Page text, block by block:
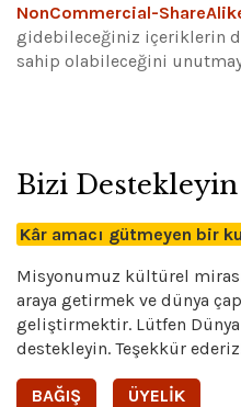
NonCommercial-
gidebileceğiniz içeriklerin
sahip olabileceğini
Bizi Destekleyin
Kâr amacı gütmeyen bir
Misyonumuz kültürel
araya getirmek ve dünya
geliştirmektir. Lütfen
destekleyin. Teşekkür
BAĞIŞ ÜYELIK